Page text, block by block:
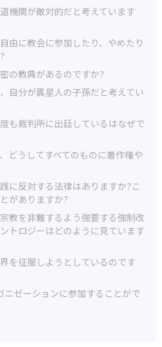
機関が敵対的だと考えています
由に教会に参加したり、やめたり
の教典があるのですか?
自分が異星人の子孫だと考えてい
も裁判所に出廷しているはなぜで
どうしてすべてのものに著作権や
に反対する法律はありますか?こ
がありますか?
教を非難するよう強要する強制改
トロジーはどのように見ています
を征服しようとしているのです
ニゼーションに参加することがで